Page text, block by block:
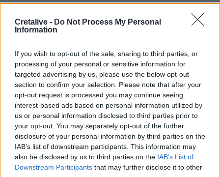
Cretalive - Do Not Process My Personal
Information
If you wish to opt-out of the sale, sharing to third parties, or
processing of your personal or sensitive information for
targeted advertising by us, please use the below opt-out
section to confirm your selection. Please note that after your
opt-out request is processed you may continue seeing
interest-based ads based on personal information utilized by
us or personal information disclosed to third parties prior to
your opt-out. You may separately opt-out of the further
disclosure of your personal information by third parties on the
IAB’s list of downstream participants. This information may
also be disclosed by us to third parties on the IAB’s List of
Downstream Participants that may further disclose it to other
γίνονται «όχημα» για τα προϊόντα της Κρήτης
12:17
12:10
Ηράκλειο: Με επιτυχία ολοκληρώθηκε η δράση
«Μαγειρέματα – Ιστορίες χωρίς Σύνορα»
Χερσόνησος: Τίμησαν τη μνήμη και την προσφορά του
Μενέλαου Παρλαμά - Φωτογραφίες
Πάτρα: Παιδί 2,5 χρόνων έπεσε από μπαλκόνι - Δέντρο
του έσωσε τη ζωή